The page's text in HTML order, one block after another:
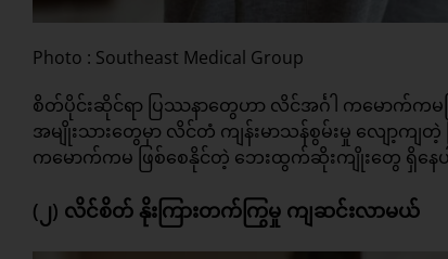
Photo : Southeast Medical Group
စိတ်ပိုင်းဆိုင်ရာ ပြဿနာတွေဟာ လိင်အင်္ဂါ ကမောက်ကမ
အမျိုးသားတွေမှာ လိင်တံ ကျန်းမာသန်စွမ်းမှု လျော့ကျ
ကမောက်ကမ ဖြစ်စေနိုင်တဲ့ ဘေးထွက်ဆိုးကျိုးတွေ ရှိနေ
(၂) လိင်စိတ် နိုးကြားတက်ကြွမှု ကျဆင်းလာမယ်